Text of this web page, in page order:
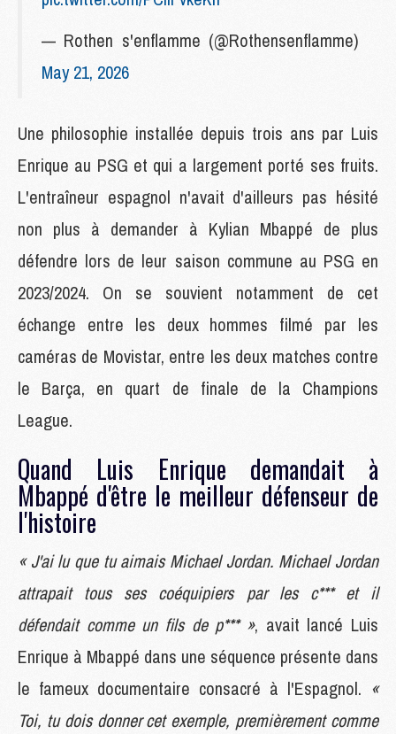
— Rothen s'enflamme (@Rothensenflamme)
May 21, 2026
Une philosophie installée depuis trois ans par Luis
Enrique au PSG et qui a largement porté ses fruits.
L'entraîneur espagnol n'avait d'ailleurs pas hésité
non plus à demander à Kylian Mbappé de plus
défendre lors de leur saison commune au PSG en
2023/2024. On se souvient notamment de cet
échange entre les deux hommes filmé par les
caméras de Movistar, entre les deux matches contre
le Barça, en quart de finale de la Champions
League.
Quand Luis Enrique demandait à
Mbappé d'être le meilleur défenseur de
l'histoire
« J'ai lu que tu aimais Michael Jordan. Michael Jordan
attrapait tous ses coéquipiers par les c*** et il
défendait comme un fils de p*** », avait lancé Luis
Enrique à Mbappé dans une séquence présente dans
le fameux documentaire consacré à l'Espagnol. «
Toi, tu dois donner cet exemple, premièrement comme